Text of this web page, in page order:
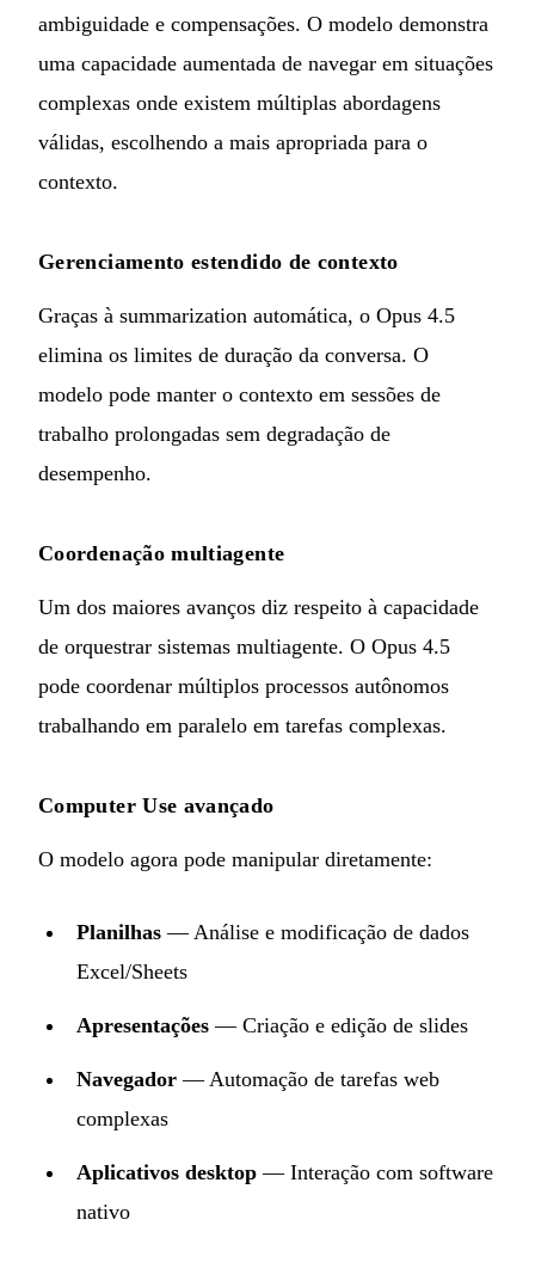
ambiguidade e compensações. O modelo demonstra
uma capacidade aumentada de navegar em situações
complexas onde existem múltiplas abordagens
válidas, escolhendo a mais apropriada para o
contexto.
Gerenciamento estendido de contexto
Graças à summarization automática, o Opus 4.5
elimina os limites de duração da conversa. O
modelo pode manter o contexto em sessões de
trabalho prolongadas sem degradação de
desempenho.
Coordenação multiagente
Um dos maiores avanços diz respeito à capacidade
de orquestrar sistemas multiagente. O Opus 4.5
pode coordenar múltiplos processos autônomos
trabalhando em paralelo em tarefas complexas.
Computer Use avançado
O modelo agora pode manipular diretamente:
Planilhas — Análise e modificação de dados
Excel/Sheets
Apresentações — Criação e edição de slides
Navegador — Automação de tarefas web
complexas
Aplicativos desktop — Interação com software
nativo